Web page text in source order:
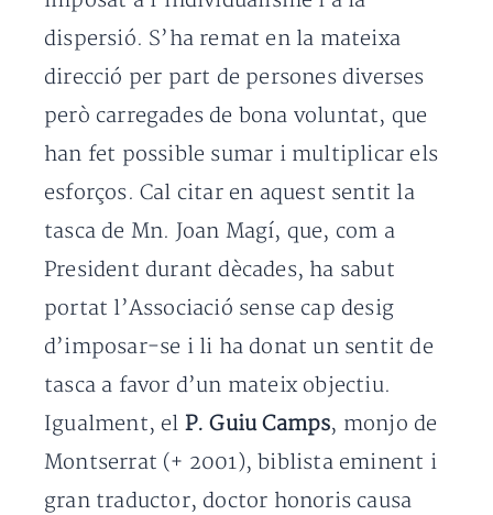
dispersió. S’ha remat en la mateixa
direcció per part de persones diverses
però carregades de bona voluntat, que
han fet possible sumar i multiplicar els
esforços. Cal citar en aquest sentit la
tasca de Mn. Joan Magí, que, com a
President durant dècades, ha sabut
portat l’Associació sense cap desig
d’imposar-se i li ha donat un sentit de
tasca a favor d’un mateix objectiu.
Igualment, el P. Guiu Camps, monjo de
Montserrat (+ 2001), biblista eminent i
gran traductor, doctor honoris causa